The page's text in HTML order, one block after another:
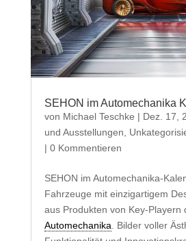
SEHON im Automechanika
von Michael Teschke | Dez. 17,
und Ausstellungen
| 0 Kommentieren
SEHON im Automechanika-
Fahrzeuge mit einzigartigem
aus Produkten von Key-Playern
Automechanika . Bilder voller